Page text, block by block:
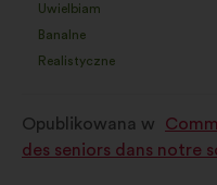
:
w
kategorii:
Uwielbiam
:razy
Banalne
:razy
Realistyczne
:razy
Opublikowana w
des seniors dans notre